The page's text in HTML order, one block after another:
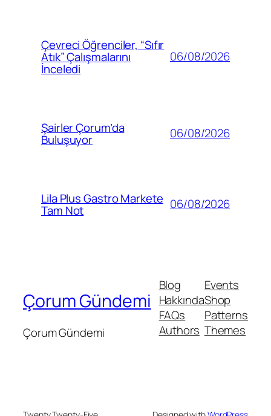
Çevreci Öğrenciler, “Sıfır
Atık” Çalışmalarını
İnceledi
06/08/2026
Şairler Çorum’da
Buluşuyor 06/08/2026
Lila Plus Gastro Markete
Tam Not 06/08/2026
Çorum Gündemi
Çorum Gündemi
Blog
Hakkında
FAQs
Authors
Events
Shop
Patterns
Themes